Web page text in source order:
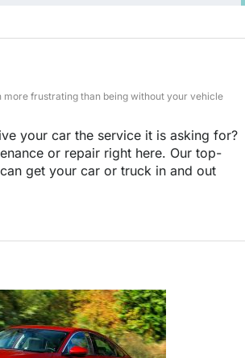
more frustrating than being without your vehicle
your car the service it is asking for?
or repair right here. Our top-
can get your car or truck in and out